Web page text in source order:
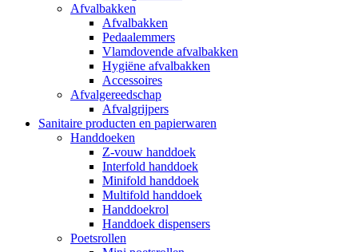
Afvalbakken
Afvalbakken
Pedaalemmers
Vlamdovende afvalbakken
Hygiëne afvalbakken
Accessoires
Afvalgereedschap
Afvalgrijpers
Sanitaire producten en papierwaren
Handdoeken
Z-vouw handdoek
Interfold handdoek
Minifold handdoek
Multifold handdoek
Handdoekrol
Handdoek dispensers
Poetsrollen